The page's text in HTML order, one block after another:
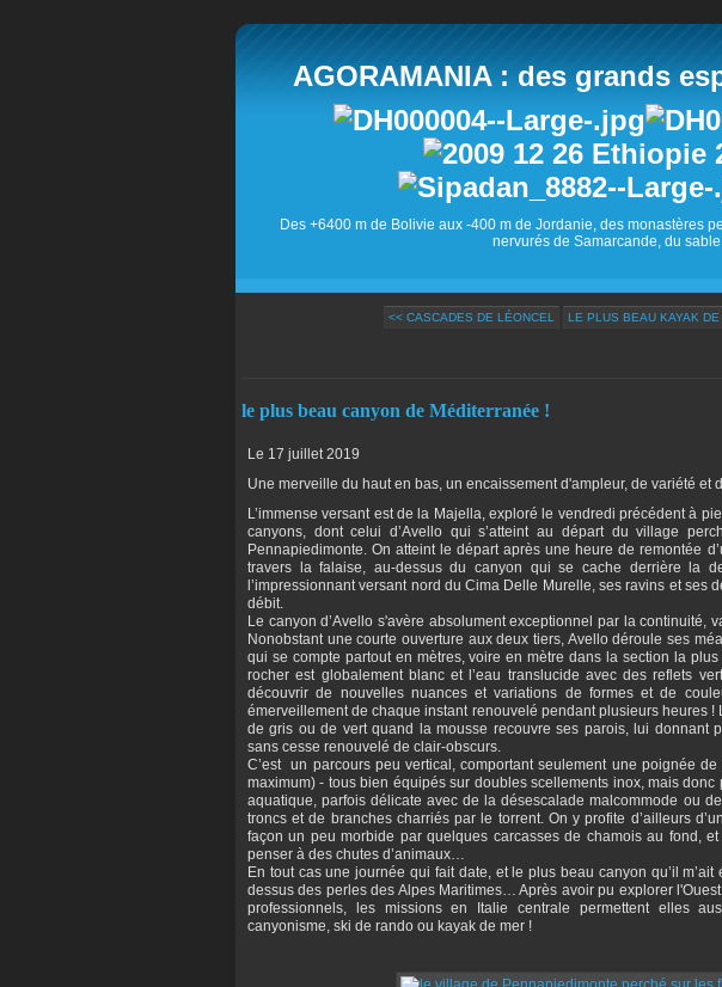
AGORAMANIA : des grands
Des +6400 m de Bolivie aux -400 m de Jordanie, des monastères
nervurés de Samarcande, du
<< CASCADES DE LÉONCEL LE PLUS BEAU KAYAK
le plus beau canyon de Méditerranée !
Le 17 juillet 2019
Une merveille du haut en bas, un encaissement d'ampleur, de variété et
L’immense versant est de la Majella, exploré le vendredi précédent à
canyons, dont celui d’Avello qui s’atteint au départ du village
Pennapiedimonte. On atteint le départ après une heure de remontée
travers la falaise, au-dessus du canyon qui se cache derrière la
l’impressionnant versant nord du Cima Delle Murelle, ses ravins et ses
débit.
Le canyon d’Avello s'avère absolument exceptionnel par la continuité,
Nonobstant une courte ouverture aux deux tiers, Avello déroule ses
qui se compte partout en mètres, voire en mètre dans la section la
rocher est globalement blanc et l’eau translucide avec des reflets
découvrir de nouvelles nuances et variations de formes et de
émerveillement de chaque instant renouvelé pendant plusieurs heures
de gris ou de vert quand la mousse recouvre ses parois, lui donnant
sans cesse renouvelé de clair-obscurs.
C’est un parcours peu vertical, comportant seulement une poignée
maximum) - tous bien équipés sur doubles scellements inox, mais
aquatique, parfois délicate avec de la désescalade malcommode ou
troncs et de branches charriés par le torrent. On y profite d’ailleurs
façon un peu morbide par quelques carcasses de chamois au fond,
penser à des chutes d’animaux…
En tout cas une journée qui fait date, et le plus beau canyon qu’il
dessus des perles des Alpes Maritimes… Après avoir pu explorer
professionnels, les missions en Italie centrale permettent elles
canyonisme, ski de rando ou kayak de mer !